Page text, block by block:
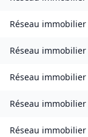
Réseau immobilier
Réseau immobilier
Réseau immobilier
Réseau immobilier
Réseau immobilier